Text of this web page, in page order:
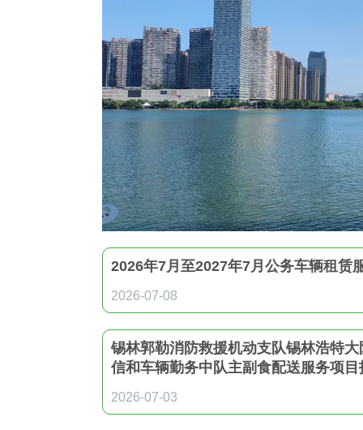
2026年7月至2027年7月公务车辆租赁
2026-07-08
锡林郭勒消防救援机动支队锡林浩特
信和车辆勤务中队主副食配送服务项目
2026-07-03